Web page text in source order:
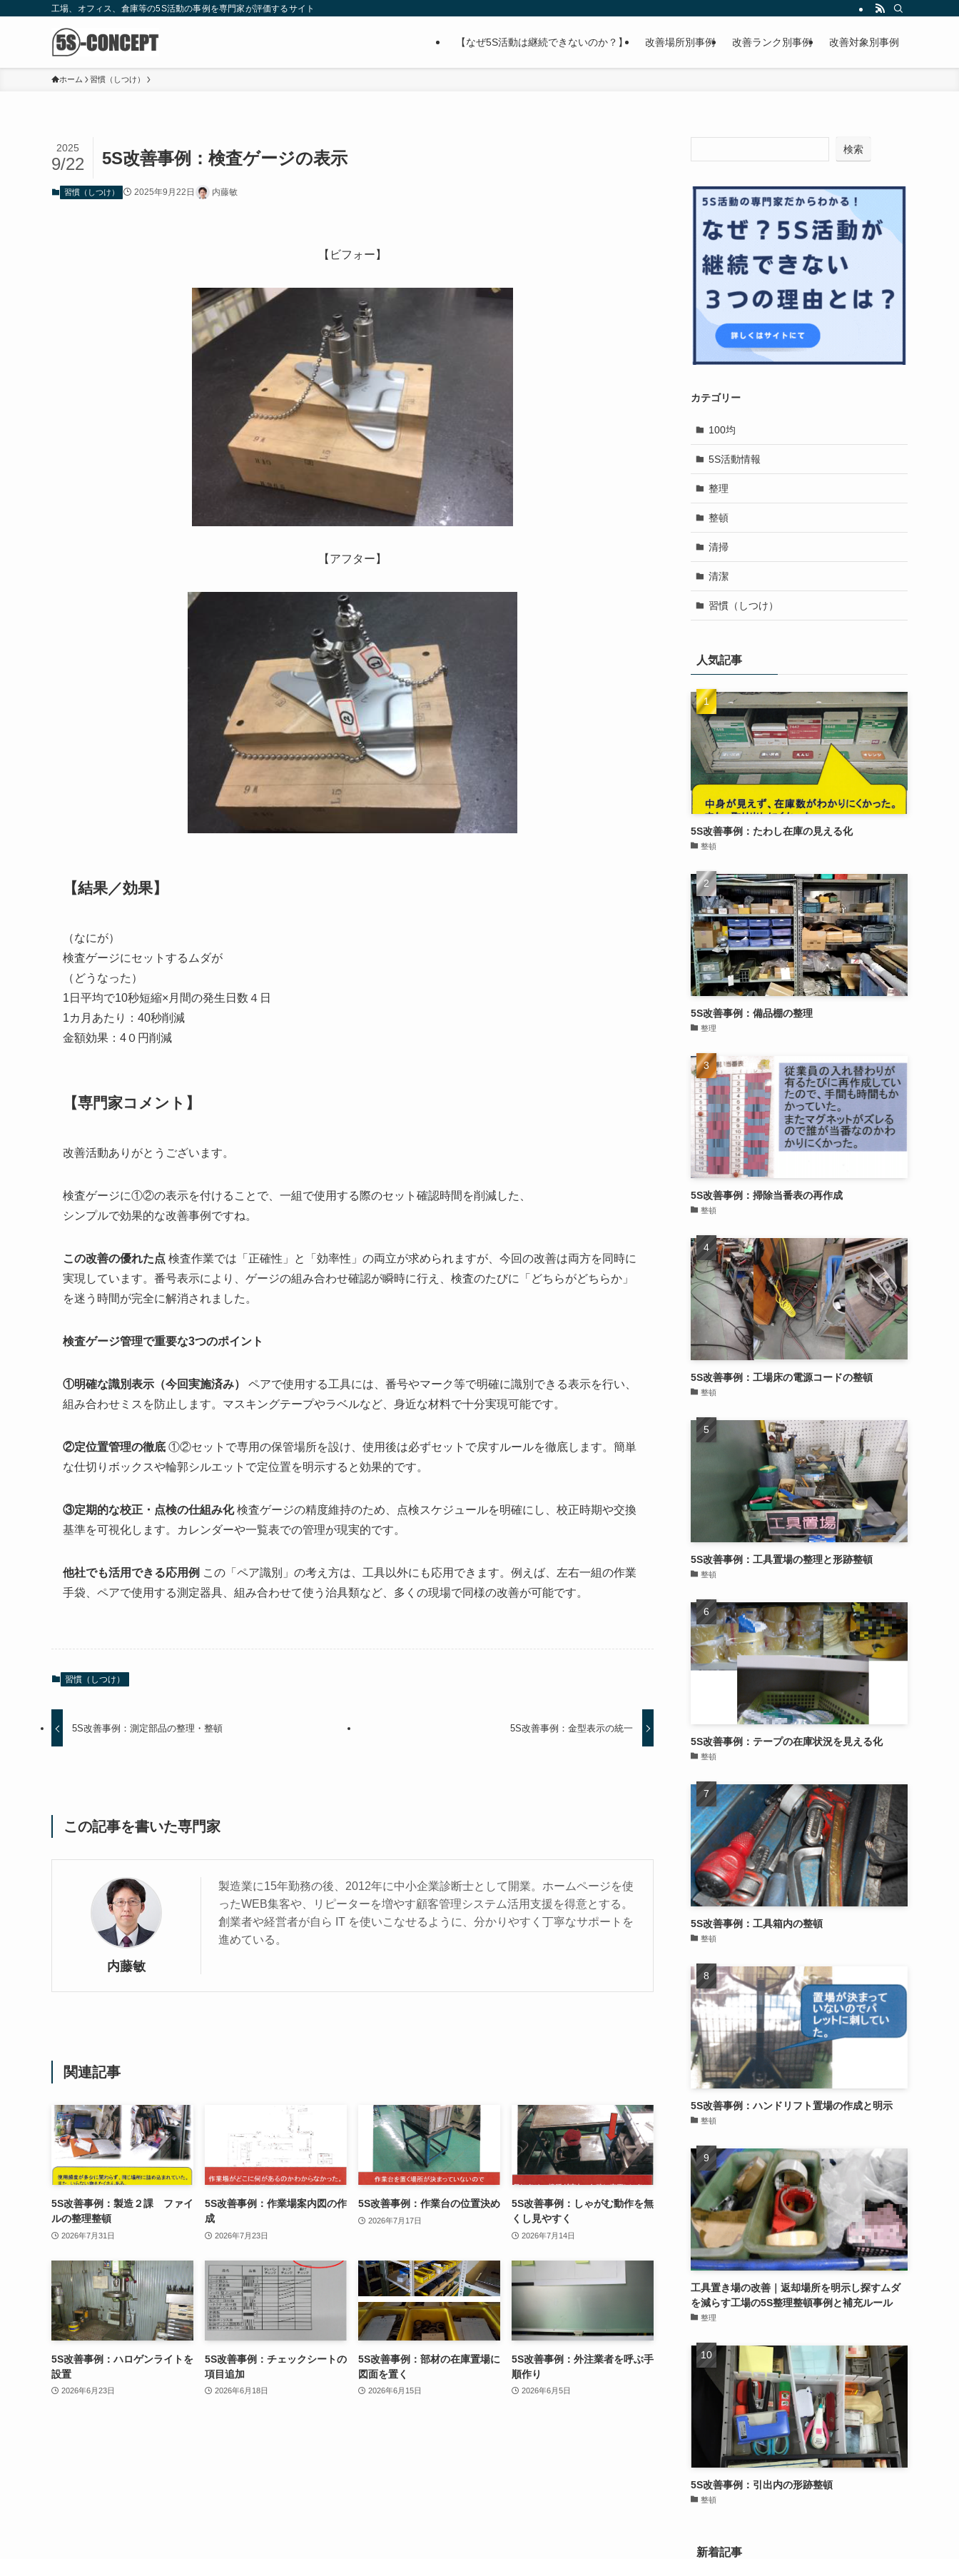
工場、オフィス、倉庫等の5S活動の事例を専門家が評価するサイト
【なぜ5S活動は継続できないのか？】 改善場所別事例 改善ランク別事例 改善対象別事例
ホーム 習慣（しつけ）
5S改善事例：検査ゲージの表示
2025
9/22
習慣（しつけ） 2025年9月22日 内藤敏
【ビフォー】
【アフター】
【結果／効果】
（なにが）
検査ゲージにセットするムダが
（どうなった）
1日平均で10秒短縮×月間の発生日数４日
1カ月あたり：40秒削減
金額効果：4０円削減
【専門家コメント】
改善活動ありがとうございます。
検査ゲージに①②の表示を付けることで、一組で使用する際のセット確認時間を削減した、
シンプルで効果的な改善事例ですね。
この改善の優れた点 検査作業では「正確性」と「効率性」の両立が求められますが、今回の改善は両方を同時に
実現しています。番号表示により、ゲージの組み合わせ確認が瞬時に行え、検査のたびに「どちらがどちらか」
を迷う時間が完全に解消されました。
検査ゲージ管理で重要な3つのポイント
①明確な識別表示（今回実施済み）
ペアで使用する工具には、番号やマーク等で明確に識別できる表示を行い、
組み合わせミスを防止します。マスキングテープやラベルなど、身近な材料で十分実現可能です。
②定位置管理の徹底 ①②セットで専用の保管場所を設け、使用後は必ずセットで戻すルールを徹底します。簡単
な仕切りボックスや輪郭シルエットで定位置を明示すると効果的です。
③定期的な校正・点検の仕組み化検査ゲージの精度維持のため、点検スケジュールを明確にし、校正時期や交換
基準を可視化します。カレンダーや一覧表での管理が現実的です。
他社でも活用できる応用例 この「ペア識別」の考え方は、工具以外にも応用できます。例えば、左右一組の作業
手袋、ペアで使用する測定器具、組み合わせて使う治具類など、多くの現場で同様の改善が可能です。
習慣（しつけ）
5S改善事例：測定部品の整理・整頓 5S改善事例：金型表示の統一
この記事を書いた専門家
内藤敏
製造業に15年勤務の後、2012年に中小企業診断士として開業。ホームページを使
ったWEB集客や、リピーターを増やす顧客管理システム活用支援を得意とする。
創業者や経営者が自ら IT を使いこなせるように、分かりやすく丁寧なサポートを
進めている。
関連記事
5S改善事例：製造２課 ファイ
ルの整理整頓
2026年7月31日
5S改善事例：作業場案内図の作
成
2026年7月23日
5S改善事例：作業台の位置決め
2026年7月17日
5S改善事例：しゃがむ動作を無
くし見やすく
2026年7月14日
5S改善事例：ハロゲンライトを
設置
2026年6月23日
5S改善事例：チェックシートの
項目追加
2026年6月18日
5S改善事例：部材の在庫置場に
図面を置く
2026年6月15日
5S改善事例：外注業者を呼ぶ手
順作り
2026年6月5日
検索
カテゴリー
100均
5S活動情報
整理
整頓
清掃
清潔
習慣（しつけ）
人気記事
5S改善事例：たわし在庫の見える化
整頓
5S改善事例：備品棚の整理
整理
5S改善事例：掃除当番表の再作成
整頓
5S改善事例：工場床の電源コードの整頓
整頓
5S改善事例：工具置場の整理と形跡整頓
整頓
5S改善事例：テープの在庫状況を見える化
整頓
5S改善事例：工具箱内の整頓
整頓
5S改善事例：ハンドリフト置場の作成と明示
整頓
工具置き場の改善｜返却場所を明示し探すムダ
を減らす工場の5S整理整頓事例と補充ルール
整理
5S改善事例：引出内の形跡整頓
整頓
新着記事